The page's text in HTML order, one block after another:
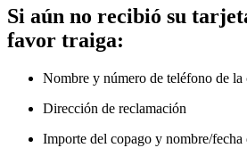
Si aún no recibió su
favor traiga:
Nombre y número de teléfono de la
Dirección de reclamación
Importe del copago y nombre/